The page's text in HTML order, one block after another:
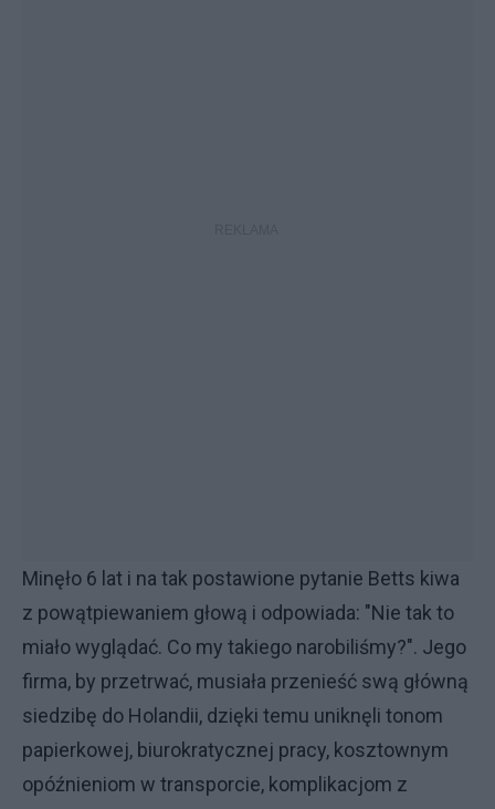
Minęło 6 lat i na tak postawione pytanie Betts kiwa
z powątpiewaniem głową i odpowiada: "Nie tak to
miało wyglądać. Co my takiego narobiliśmy?". Jego
firma, by przetrwać, musiała przenieść swą główną
siedzibę do Holandii, dzięki temu uniknęli tonom
papierkowej, biurokratycznej pracy, kosztownym
opóźnieniom w transporcie, komplikacjom z